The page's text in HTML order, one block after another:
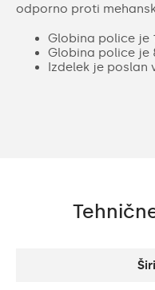
odporno proti
Globina police je
Globina police je
Izdelek je poslan